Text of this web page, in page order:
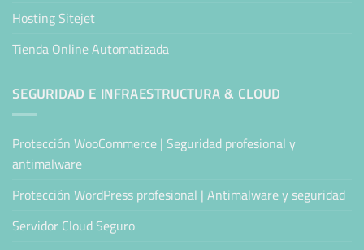
Hosting Sitejet
Tienda Online Automatizada
SEGURIDAD E INFRAESTRUCTURA & CLOUD
Protección WooCommerce | Seguridad profesional y
antimalware
Protección WordPress profesional | Antimalware y seguridad
Servidor Cloud Seguro